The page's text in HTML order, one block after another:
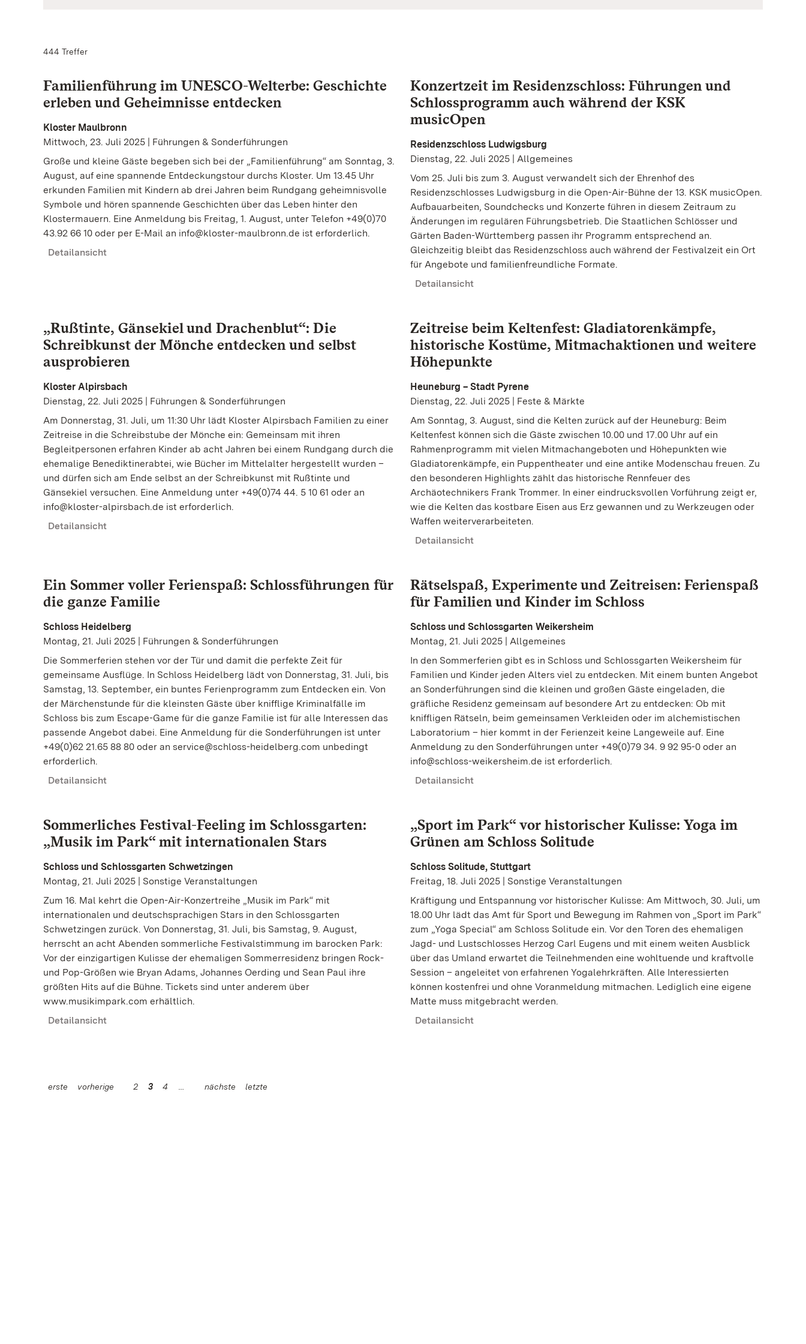
444 Treffer
Familienführung im UNESCO-Welterbe: Geschichte
erleben und Geheimnisse entdecken
Kloster Maulbronn
Mittwoch, 23. Juli 2025 | Führungen & Sonderführungen
Große und kleine Gäste begeben sich bei der „Familienführung“ am Sonntag, 3.
August, auf eine spannende Entdeckungstour durchs Kloster. Um 13.45 Uhr
erkunden Familien mit Kindern ab drei Jahren beim Rundgang geheimnisvolle
Symbole und hören spannende Geschichten über das Leben hinter den
Klostermauern. Eine Anmeldung bis Freitag, 1. August, unter Telefon +49(0)70
43.92 66 10 oder per E-Mail an info@kloster-maulbronn.de ist erforderlich.
Detailansicht
Konzertzeit im Residenzschloss: Führungen und
Schlossprogramm auch während der KSK
musicOpen
Residenzschloss Ludwigsburg
Dienstag, 22. Juli 2025 | Allgemeines
Vom 25. Juli bis zum 3. August verwandelt sich der Ehrenhof des
Residenzschlosses Ludwigsburg in die Open-Air-Bühne der 13. KSK musicOpen.
Aufbauarbeiten, Soundchecks und Konzerte führen in diesem Zeitraum zu
Änderungen im regulären Führungsbetrieb. Die Staatlichen Schlösser und
Gärten Baden-Württemberg passen ihr Programm entsprechend an.
Gleichzeitig bleibt das Residenzschloss auch während der Festivalzeit ein Ort
für Angebote und familienfreundliche Formate.
Detailansicht
„Rußtinte, Gänsekiel und Drachenblut“: Die
Schreibkunst der Mönche entdecken und selbst
ausprobieren
Kloster Alpirsbach
Dienstag, 22. Juli 2025 | Führungen & Sonderführungen
Am Donnerstag, 31. Juli, um 11:30 Uhr lädt Kloster Alpirsbach Familien zu einer
Zeitreise in die Schreibstube der Mönche ein: Gemeinsam mit ihren
Begleitpersonen erfahren Kinder ab acht Jahren bei einem Rundgang durch die
ehemalige Benediktinerabtei, wie Bücher im Mittelalter hergestellt wurden –
und dürfen sich am Ende selbst an der Schreibkunst mit Rußtinte und
Gänsekiel versuchen. Eine Anmeldung unter +49(0)74 44. 5 10 61 oder an
info@kloster-alpirsbach.de ist erforderlich.
Detailansicht
Zeitreise beim Keltenfest: Gladiatorenkämpfe,
historische Kostüme, Mitmachaktionen und weitere
Höhepunkte
Heuneburg – Stadt Pyrene
Dienstag, 22. Juli 2025 | Feste & Märkte
Am Sonntag, 3. August, sind die Kelten zurück auf der Heuneburg: Beim
Keltenfest können sich die Gäste zwischen 10.00 und 17.00 Uhr auf ein
Rahmenprogramm mit vielen Mitmachangeboten und Höhepunkten wie
Gladiatorenkämpfe, ein Puppentheater und eine antike Modenschau freuen. Zu
den besonderen Highlights zählt das historische Rennfeuer des
Archäotechnikers Frank Trommer. In einer eindrucksvollen Vorführung zeigt er,
wie die Kelten das kostbare Eisen aus Erz gewannen und zu Werkzeugen oder
Waffen weiterverarbeiteten.
Detailansicht
Ein Sommer voller Ferienspaß: Schlossführungen für
die ganze Familie
Schloss Heidelberg
Montag, 21. Juli 2025 | Führungen & Sonderführungen
Die Sommerferien stehen vor der Tür und damit die perfekte Zeit für
gemeinsame Ausflüge. In Schloss Heidelberg lädt von Donnerstag, 31. Juli, bis
Samstag, 13. September, ein buntes Ferienprogramm zum Entdecken ein. Von
der Märchenstunde für die kleinsten Gäste über knifflige Kriminalfälle im
Schloss bis zum Escape-Game für die ganze Familie ist für alle Interessen das
passende Angebot dabei. Eine Anmeldung für die Sonderführungen ist unter
+49(0)62 21.65 88 80 oder an service@schloss-heidelberg.com unbedingt
erforderlich.
Detailansicht
Rätselspaß, Experimente und Zeitreisen: Ferienspaß
für Familien und Kinder im Schloss
Schloss und Schlossgarten Weikersheim
Montag, 21. Juli 2025 | Allgemeines
In den Sommerferien gibt es in Schloss und Schlossgarten Weikersheim für
Familien und Kinder jeden Alters viel zu entdecken. Mit einem bunten Angebot
an Sonderführungen sind die kleinen und großen Gäste eingeladen, die
gräfliche Residenz gemeinsam auf besondere Art zu entdecken: Ob mit
kniffligen Rätseln, beim gemeinsamen Verkleiden oder im alchemistischen
Laboratorium – hier kommt in der Ferienzeit keine Langeweile auf. Eine
Anmeldung zu den Sonderführungen unter +49(0)79 34. 9 92 95-0 oder an
info@schloss-weikersheim.de ist erforderlich.
Detailansicht
Sommerliches Festival-Feeling im Schlossgarten:
„Musik im Park“ mit internationalen Stars
Schloss und Schlossgarten Schwetzingen
Montag, 21. Juli 2025 | Sonstige Veranstaltungen
Zum 16. Mal kehrt die Open-Air-Konzertreihe „Musik im Park“ mit
internationalen und deutschsprachigen Stars in den Schlossgarten
Schwetzingen zurück. Von Donnerstag, 31. Juli, bis Samstag, 9. August,
herrscht an acht Abenden sommerliche Festivalstimmung im barocken Park:
Vor der einzigartigen Kulisse der ehemaligen Sommerresidenz bringen Rock-
und Pop-Größen wie Bryan Adams, Johannes Oerding und Sean Paul ihre
größten Hits auf die Bühne. Tickets sind unter anderem über
www.musikimpark.com erhältlich.
Detailansicht
„Sport im Park“ vor historischer Kulisse: Yoga im
Grünen am Schloss Solitude
Schloss Solitude, Stuttgart
Freitag, 18. Juli 2025 | Sonstige Veranstaltungen
Kräftigung und Entspannung vor historischer Kulisse: Am Mittwoch, 30. Juli, um
18.00 Uhr lädt das Amt für Sport und Bewegung im Rahmen von „Sport im Park“
zum „Yoga Special“ am Schloss Solitude ein. Vor den Toren des ehemaligen
Jagd- und Lustschlosses Herzog Carl Eugens und mit einem weiten Ausblick
über das Umland erwartet die Teilnehmenden eine wohltuende und kraftvolle
Session – angeleitet von erfahrenen Yogalehrkräften. Alle Interessierten
können kostenfrei und ohne Voranmeldung mitmachen. Lediglich eine eigene
Matte muss mitgebracht werden.
Detailansicht
erste vorherige 2 3 4 nächste letzte